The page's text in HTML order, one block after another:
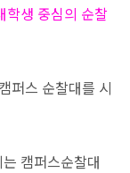
학생 중심의 순찰
퍼스 순찰대를 시
캠퍼스순찰대